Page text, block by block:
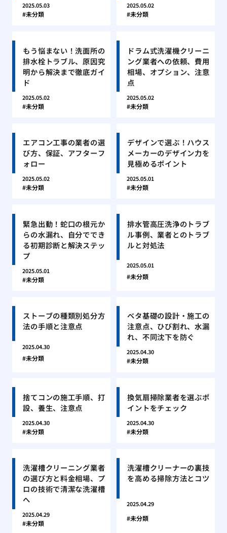
2025.05.03
未分類
2025.05.02
未分類
もう悩まない！洗面所の
排水栓トラブル、原因究
明から解決まで徹底ガイ
ド
2025.05.02
未分類
ドラム式洗濯機クリーニ
ング業者への依頼、費用
相場、オプション、注意
点
2025.05.02
未分類
エアコン工事の業者の選
び方、保証、アフターフ
ォロー
2025.05.02
未分類
デザインで選ぶ！ハウス
メーカーのデザイン力を
見極めるポイント
2025.05.01
未分類
緊急出動！蛇口の根元か
らの水漏れ、自分ででき
る初期診断と解決ステッ
プ
2025.05.01
未分類
排水管高圧洗浄のトラブ
ル事例、業者とのトラブ
ルと対処法
2025.05.01
未分類
ストーブの種類別処分方
法の手順と注意点
2025.04.30
未分類
ベタ基礎の設計・施工の
注意点、ひび割れ、水漏
れ、不同沈下を防ぐ
2025.04.30
未分類
捨てコンの施工手順、打
設、養生、注意点
2025.04.30
未分類
換気扇掃除業者を選ぶポ
イントをチェック
2025.04.30
未分類
洗濯槽クリーニング業者
の選び方と料金相場、プ
ロの技術で清潔な洗濯槽
へ
2025.04.29
未分類
洗濯槽クリーナーの裏技
を高める掃除方法とコツ
2025.04.29
未分類